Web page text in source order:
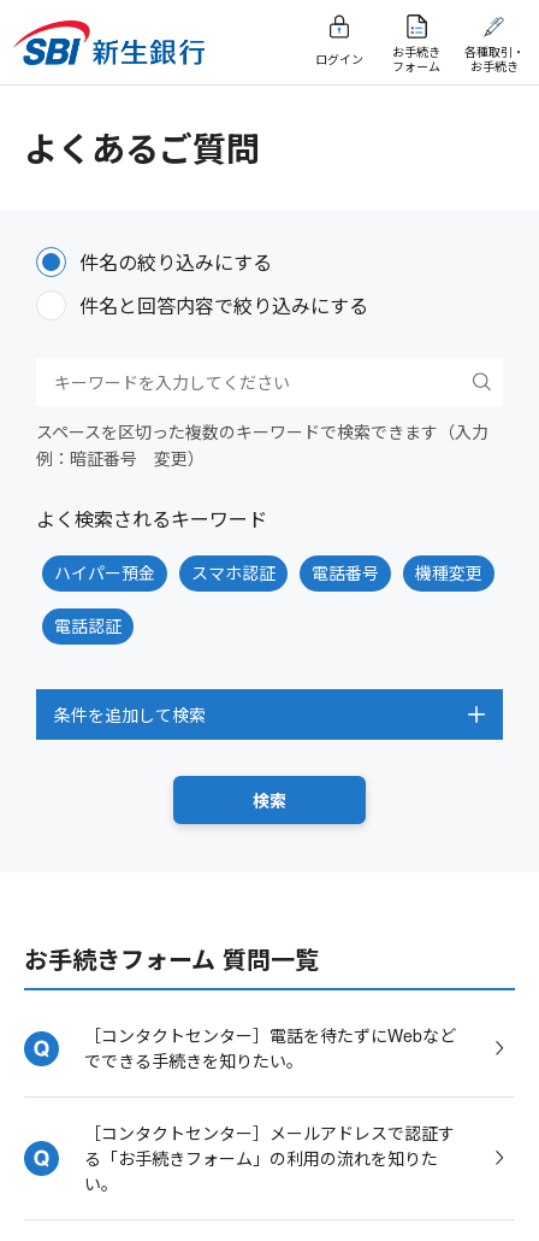
ログイン
お手続き
フォーム
各種取引・
お手続き
よくあるご質問
件名の絞り込みにする
件名と回答内容で絞り込みにする
スペースを区切った複数のキーワードで検索できます（入力
例：暗証番号 変更）
よく検索されるキーワード
ハイパー預金 スマホ認証 電話番号 機種変更
電話認証
条件を追加して検索
お手続きフォーム 質問一覧
［コンタクトセンター］電話を待たずにWebなど
でできる手続きを知りたい。
［コンタクトセンター］メールアドレスで認証す
る「お手続きフォーム」の利用の流れを知りた
い。